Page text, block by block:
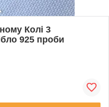
Колі 3
925 проби